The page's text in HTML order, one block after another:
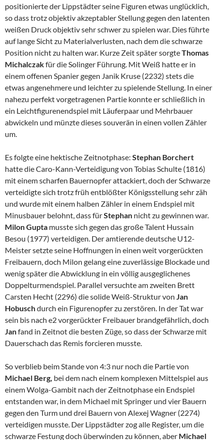
positionierte der Lippstädter seine Figuren etwas unglücklich,
so dass trotz objektiv akzeptabler Stellung gegen den latenten
weißen Druck objektiv sehr schwer zu spielen war. Dies führte
auf lange Sicht zu Materialverlusten, nach dem die schwarze
Position nicht zu halten war. Kurze Zeit später sorgteThomas
Michalczakfür die Solinger Führung. Mit Weiß hatte er in
einem offenen Spanier gegen Janik Kruse (2232) stets die
etwas angenehmere und leichter zu spielende Stellung. In einer
nahezu perfekt vorgetragenen Partie konnte er schließlich in
ein Leichtfigurenendspiel mit Läuferpaar und Mehrbauer
abwickeln und münzte dieses souverän in einen vollen Zähler
um.
Es folgte eine hektische Zeitnotphase: Stephan Borchert
hatte die Caro-Kann-Verteidigung von Tobias Schulte (1816)
mit einem scharfen Bauernopfer attackiert, doch der Schwarze
verteidigte sich trotz früh entblößter Königsstellung sehr zäh
und wurde mit einem halben Zähler in einem Endspiel mit
Minusbauer belohnt, dass fürStephan nicht zu gewinnen war.
Milon Gupta musste sich gegen das große Talent Hussain
Besou (1977) verteidigen. Der amtierende deutsche U12-
Meister setzte seine Hoffnungen in einen weit vorgerückten
Freibauern, doch Milon gelang eine zuverlässige Blockade und
wenig später die Abwicklung in ein völlig ausgeglichenes
Doppelturmendspiel. Parallel versuchte am zweiten Brett
Carsten Hecht (2296) die solide Weiß-Struktur von Jan
Hobuschdurch ein Figurenopfer zu zerstören. In der Tat war
sein bis nach e2 vorgerückter Freibauer brandgefährlich, doch
Janfand in Zeitnot die besten Züge, so dass der Schwarze mit
Dauerschach das Remis forcieren musste.
So verblieb beim Stande von 4:3 nur noch die Partie von
Michael Berg, bei dem nach einem komplexen Mittelspiel aus
einem Wolga-Gambit nach der Zeitnotphase ein Endspiel
entstanden war, in dem Michael mit Springer und vier Bauern
gegen den Turm und drei Bauern von Alexej Wagner (2274)
verteidigen musste. Der Lippstädter zog alle Register, um die
schwarze Festung doch überwinden zu können, aber Michael